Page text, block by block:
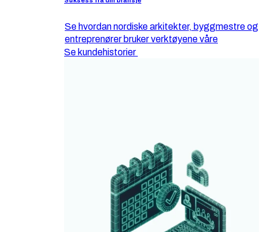
Se hvordan nordiske arkitekter, byggmestre og
entreprenører bruker verktøyene våre
Se kundehistorier